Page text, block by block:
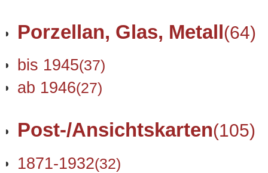
Porzellan, Glas, Metall(64)
bis 1945(37)
ab 1946(27)
Post-/Ansichtskarten(105)
1871-1932(32)